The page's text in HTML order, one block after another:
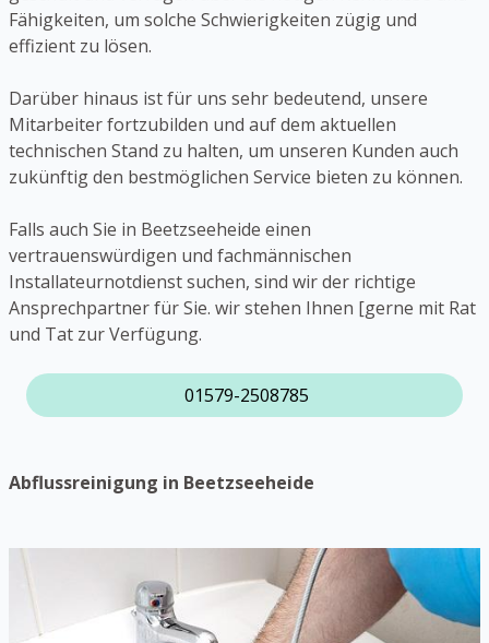
Fähigkeiten, um solche Schwierigkeiten zügig und
effizient zu lösen.
Darüber hinaus ist für uns sehr bedeutend, unsere
Mitarbeiter fortzubilden und auf dem aktuellen
technischen Stand zu halten, um unseren Kunden auch
zukünftig den bestmöglichen Service bieten zu können.
Falls auch Sie in Beetzseeheide einen
vertrauenswürdigen und fachmännischen
Installateurnotdienst suchen, sind wir der richtige
Ansprechpartner für Sie. wir stehen Ihnen [gerne mit Rat
und Tat zur Verfügung.
01579-2508785
Abflussreinigung in Beetzseeheide